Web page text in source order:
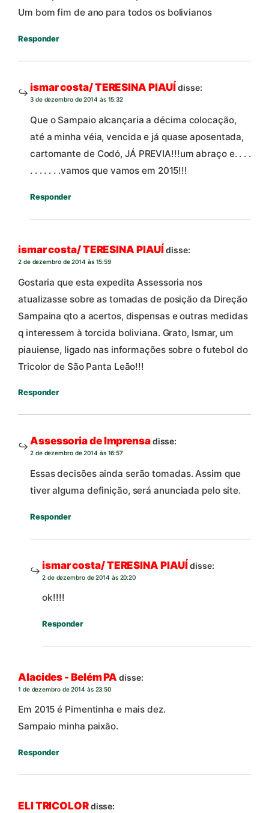
Um bom fim de ano para todos os bolivianos
Responder
ismar costa/ TERESINA PIAUÍdisse:
3 de dezembro de 2014 às 15:32
Que o Sampaio alcançaria a décima colocação,
até a minha véia, vencida e já quase aposentada,
cartomante de Codó, JÁ PREVIA!!!um abraço e. . . .
. . . . . . .vamos que vamos em 2015!!!
Responder
ismar costa/ TERESINA PIAUÍdisse:
2 de dezembro de 2014 às 15:59
Gostaria que esta expedita Assessoria nos
atualizasse sobre as tomadas de posição da Direção
Sampaina qto a acertos, dispensas e outras medidas
q interessem à torcida boliviana. Grato, Ismar, um
piauiense, ligado nas informações sobre o futebol do
Tricolor de São Panta Leão!!!
Responder
Assessoria de Imprensadisse:
2 de dezembro de 2014 às 16:57
Essas decisões ainda serão tomadas. Assim que
tiver alguma definição, será anunciada pelo site.
Responder
ismar costa/ TERESINA PIAUÍdisse:
2 de dezembro de 2014 às 20:20
ok!!!!
Responder
Alacides - Belém PA disse:
1 de dezembro de 2014 às 23:50
Em 2015 é Pimentinha e mais dez.
Sampaio minha paixão.
Responder
ELI TRICOLORdisse: